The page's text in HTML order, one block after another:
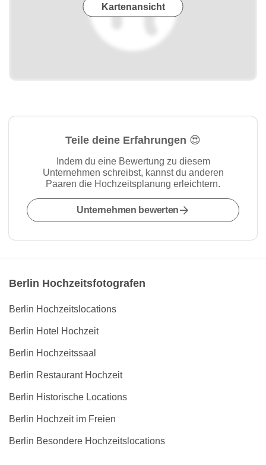
Kartenansicht
Teile deine Erfahrungen 😍
Indem du eine Bewertung zu diesem
Unternehmen schreibst, kannst du anderen
Paaren die Hochzeitsplanung erleichtern.
Unternehmen bewerten
Berlin Hochzeitsfotografen
Berlin Hochzeitslocations
Berlin Hotel Hochzeit
Berlin Hochzeitssaal
Berlin Restaurant Hochzeit
Berlin Historische Locations
Berlin Hochzeit im Freien
Berlin Besondere Hochzeitslocations